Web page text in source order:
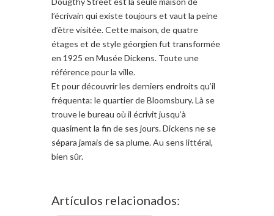
l’écrivain quiexiste toujours et vaut la peine
d’être visitée.Cette maison, dequatre
étages et de style géorgien fut transformée
en 1925 en MuséeDickens. Toute une
référencepourla ville.
Et pour découvrir les derniers endroits qu’il
fréquenta: le quartier de Bloomsbury. Là se
trouve le bureau où il écrivit jusqu’à
quasiment la fin de ses jours. Dickens ne se
sépara jamais de sa plume. Au sens littéral,
bien sûr.
Artículos relacionados: